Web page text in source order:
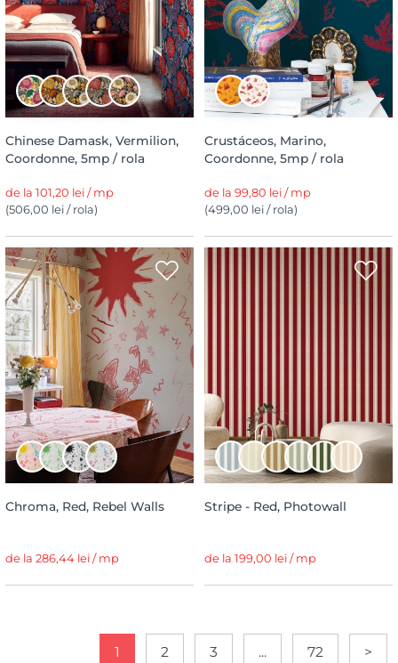
Chinese Damask, Vermilion,
Coordonne, 5mp / rola
de la 101,20 lei / mp
(506,00 lei / rola)
Crustáceos, Marino,
Coordonne, 5mp / rola
de la 99,80 lei / mp
(499,00 lei / rola)
Chroma, Red, Rebel Walls
de la 286,44 lei / mp
Stripe - Red, Photowall
de la 199,00 lei / mp
1 2 3 ... 72 >